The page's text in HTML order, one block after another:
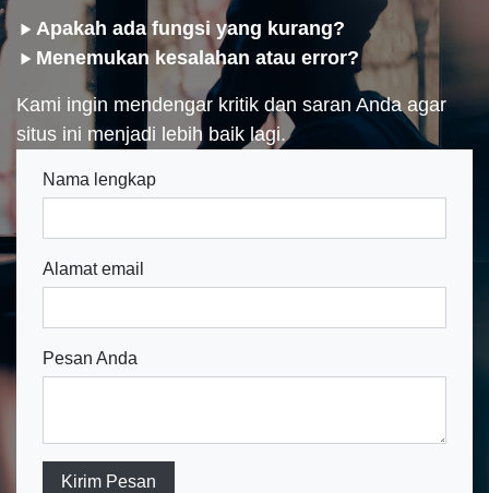
Apakah ada fungsi yang kurang?
Menemukan kesalahan atau error?
Kami ingin mendengar kritik dan saran Anda agar
situs ini menjadi lebih baik lagi.
Nama lengkap
Alamat email
Pesan Anda
Kirim Pesan